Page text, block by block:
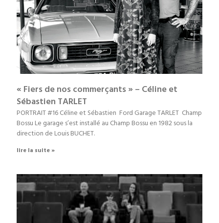
« Fiers de nos commerçants » – Céline et
Sébastien TARLET
PORTRAIT #16 Céline et Sébastien Ford Garage TARLET Champ
Bossu Le garage s’est installé au Champ Bossu en 1982 sous la
direction de Louis BUCHET.
lire la suite »